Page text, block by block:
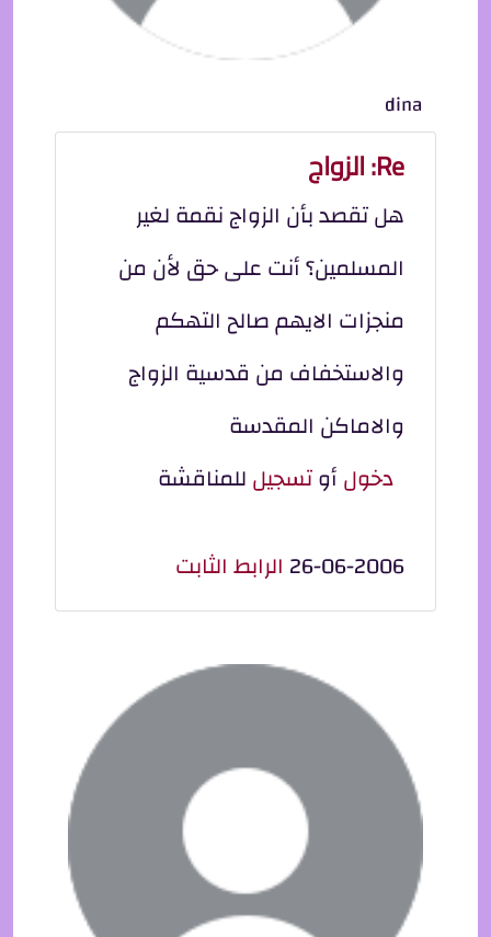
dina
Re: الزواج
هل تقصد بأن الزواج نقمة لغير
المسلمين؟ أنت على حق لأن من
منجزات الايهم صالح التهكم
والاستخفاف من قدسية الزواج
والاماكن المقدسة
دخولأوتسجيلللمناقشة
26-06-2006 الرابط الثابت